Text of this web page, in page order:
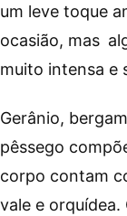
um leve toque
ocasião, mas
muito intensa e
Gerânio,
pêssego
corpo contam
vale e orquídea.